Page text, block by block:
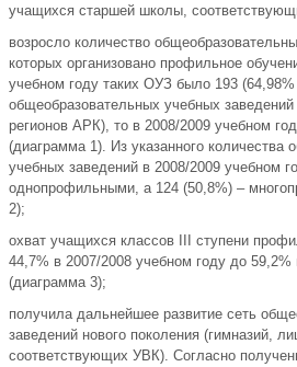
учащихся старшей школы,
возросло количество
которых организовано профильное
учебном году таких ОУЗ было 193
общеобразовательных учебных
регионов АРК), то в 2008/2009 учебном
(диаграмма 1). Из указанного количества
учебных заведений в 2008/2009 учебном
однопрофильными, а 124 (50,8%) –
2);
охват учащихся классов III ступени
44,7% в 2007/2008 учебном году до
(диаграмма 3);
получила дальнейшее развитие сеть
заведений нового поколения (гимназий,
соответствующих УВК). Согласно